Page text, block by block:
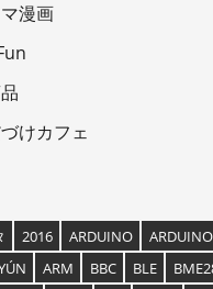
漫画
けカフェ
2016 ARDUINO
ARM BBC BLE